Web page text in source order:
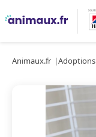
Animaux.fr Adoptions